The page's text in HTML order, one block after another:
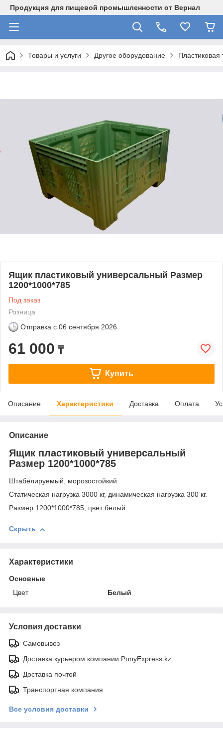
Продукция для пищевой промышленности от Вернал
Товары и услуги Другое оборудование Пластиковая
Ящик пластиковый универсальный Размер
1200*1000*785
Под заказ
Розница
Отправка с 06 сентября 2026
61 000 ₸
Купить
Описание Характеристики Доставка Оплата
Описание
Ящик пластиковый универсальный
Размер 1200*1000*785
Штабелируемый, морозостойкий.
Статическая нагрузка 3000 кг, динамическая нагрузка 300 кг.
Размер 1200*1000*785, цвет белый.
Скрыть
Характеристики
Основные
Цвет
Белый
Условия доставки
Самовывоз
Доставка курьером компании PonyExpress.kz
Доставка почтой
Транспортная компания
Все условия доставки